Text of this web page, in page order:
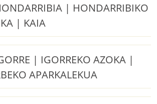
| HONDARRIBIKO
| KAIA
| IGORREKO AZOKA |
APARKALEKUA